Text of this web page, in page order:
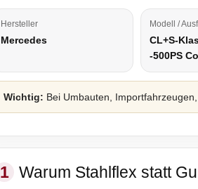
Hersteller
Mercedes
Modell /
CL+S-
-500PS
Wichtig: Bei Umbauten,
1 Warum Stahlflex statt